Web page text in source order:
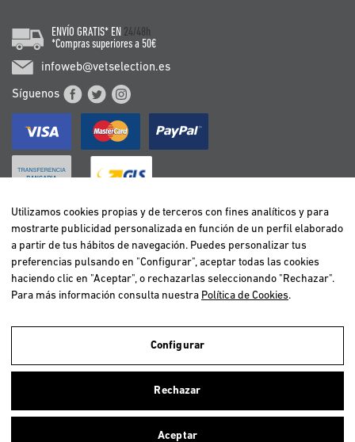
Utilizamos cookies propias y de terceros para realizar el análisis de la
navegación de los usuarios y de este modo poder ofrecer un mejor
ellas. Para más información clicaaquí.
ENVÍO GRATIS* EN 24/48h
*Compras superiores a 50€
infoweb@vetselection.es
Síguenos
BELGIË / BELGIQUE
DEUTSCHLAND
ESPAÑA
FRANCE
ITALIA
NEDERLAND
ÖSTERREICH
PORTUGAL
Copyright © 2026 Vetselection. Tienda de animales online. Todos los
Utilizamos cookies propias y de terceros con fines analíticos y para
mostrarte publicidad personalizada en función de un perfil elaborado
a partir de tus hábitos de navegación. Puedes personalizar tus
preferencias pulsando en "Configurar", aceptar todas las cookies
haciendo clic en "Aceptar", o rechazarlas seleccionando "Rechazar".
Para más información consulta nuestra Política de Cookies.
Configurar
Rechazar
Aceptar